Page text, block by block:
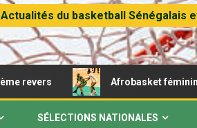
Actualités du basketball Sénégalais
Afrobasket féminin U18 –
SÉLECTIONS NATIONALES